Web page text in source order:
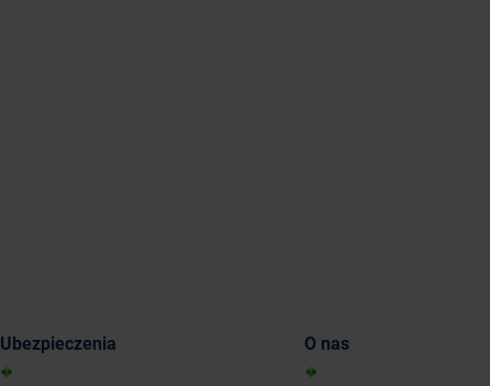
Ubezpieczenia O nas